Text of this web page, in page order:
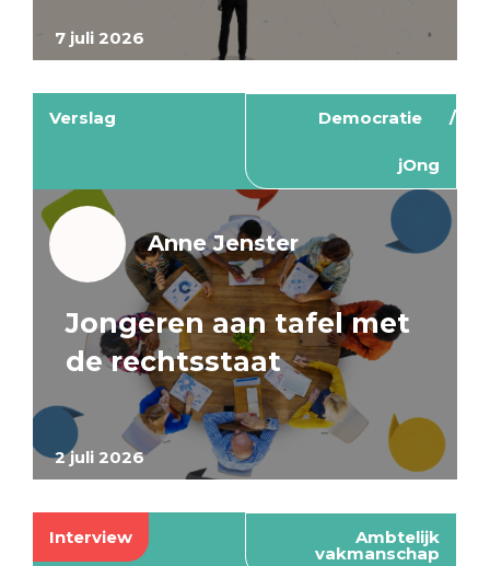
7 juli 2026
Verslag Democratie
jOng
2 juli 2026
Anne Jenster
Jongeren aan tafel met
de rechtsstaat
Interview Ambtelijk
vakmanschap